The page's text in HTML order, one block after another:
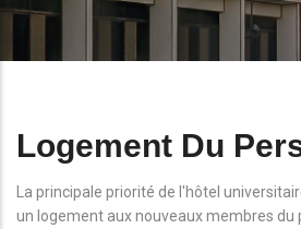
Logement Du
La principale priorité de l'hôtel
un logement aux nouveaux membres du